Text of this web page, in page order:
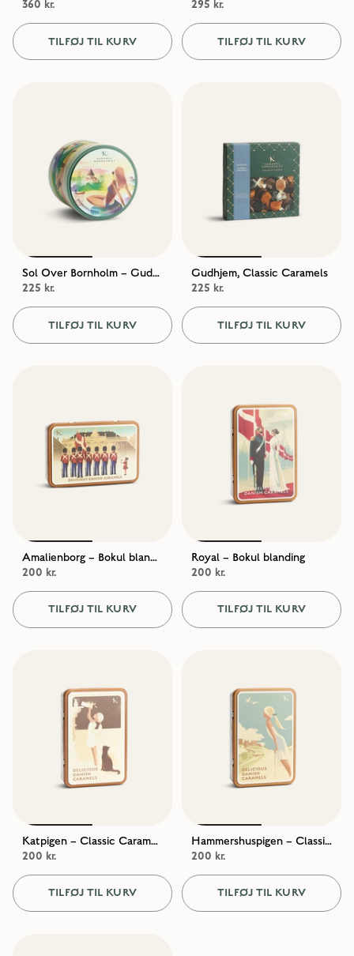
360 kr.
TILFØJ TIL KURV
295 kr.
TILFØJ TIL KURV
Sol Over Bornholm – Gudhjemblanding
225 kr.
TILFØJ TIL KURV
Gudhjem, Classic Caramels
225 kr.
TILFØJ TIL KURV
Amalienborg – Bokul blanding
200 kr.
TILFØJ TIL KURV
Royal – Bokul blanding
200 kr.
TILFØJ TIL KURV
Katpigen – Classic Caramels
200 kr.
TILFØJ TIL KURV
Hammershuspigen – Classic Creamy Caramels
200 kr.
TILFØJ TIL KURV